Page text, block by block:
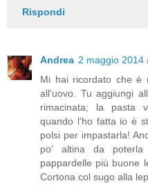
Rispondi
Andrea 2 maggio 2014
Mi hai ricordato che è
all'uovo. Tu aggiungi
rimacinata; la pasta
quando l'ho fatta io è
polsi per impastarla!
po' altina da
pappardelle più buone
Cortona col sugo alla